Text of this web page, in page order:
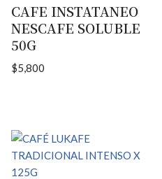
CAFE INSTATANEO
NESCAFE SOLUBLE
50G
$5,800